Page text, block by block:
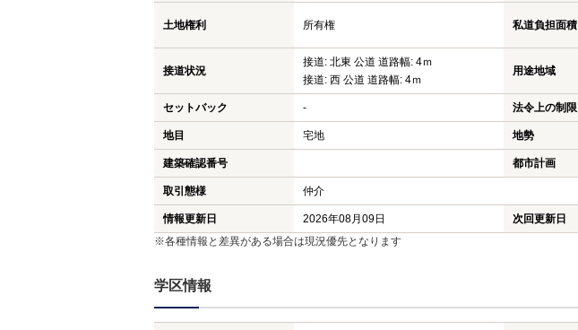
土地権利 所有権 私道負担面積
接道状況
接道: 北東 公道 道路幅: 4ｍ
接道: 西 公道 道路幅: 4ｍ
用途地域
セットバック - 法令上の制限
地目 宅地 地勢
建築確認番号 都市計画
取引態様 仲介
情報更新日 2026年08月09日 次回更新日
※各種情報と差異がある場合は現況優先となります
学区情報